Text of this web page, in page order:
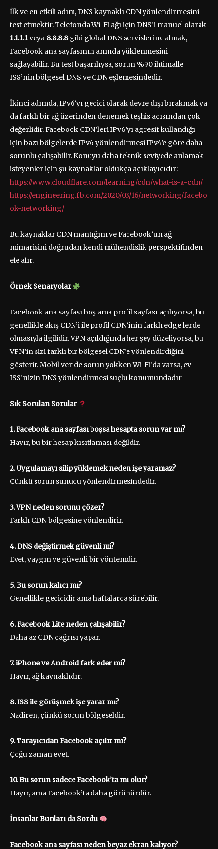
İlk ve en etkili adım, DNS kaynaklı CDN yönlendirmesini
test etmektir. Telefonda Wi-Fi ağı için DNS’i manuel olarak
1.1.1.1veya 8.8.8.8gibi global DNS servislerine almak,
Facebook ana sayfasının anında yüklenmesini
sağlayabilir. Bu test başarılıysa, sorun %90 ihtimalle
ISS’nin bölgesel DNS ve CDN eşlemesindedir.
İkinci adımda, IPv6’yı geçici olarak devre dışı bırakmak ya
da farklı bir ağ üzerinden denemek teşhis açısından çok
değerlidir. Facebook CDN’leri IPv6’yı agresif kullandığı
için bazı bölgelerde IPv6 yönlendirmesi IPv4’e göre daha
sorunlu çalışabilir. Konuyu daha teknik seviyede anlamak
isteyenler için şu kaynaklar oldukça açıklayıcıdır:
https://www.cloudflare.com/learning/cdn/what-is-a-cdn/
https://engineering.fb.com/2020/03/16/networking/facebo
ok-networking/
Bu kaynaklar CDN mantığını ve Facebook’un ağ
mimarisini doğrudan kendi mühendislik perspektifinden
ele alır.
Örnek Senaryolar
Facebook ana sayfası boş ama profil sayfası açılıyorsa, bu
genellikle akış CDN’i ile profil CDN’inin farklı edge’lerde
olmasıyla ilgilidir. VPN açıldığında her şey düzeliyorsa, bu
VPN’in sizi farklı bir bölgesel CDN’e yönlendirdiğini
gösterir. Mobil veride sorun yokken Wi-Fi’da varsa, ev
ISS’nizin DNS yönlendirmesi suçlu konumundadır.
Sık Sorulan Sorular
1. Facebook ana sayfası boşsa hesapta sorun var mı?
Hayır, bu bir hesap kısıtlaması değildir.
2. Uygulamayı silip yüklemek neden işe yaramaz?
Çünkü sorun sunucu yönlendirmesindedir.
3. VPN neden sorunu çözer?
Farklı CDN bölgesine yönlendirir.
4. DNS değiştirmek güvenli mi?
Evet, yaygın ve güvenli bir yöntemdir.
5. Bu sorun kalıcı mı?
Genellikle geçicidir ama haftalarca sürebilir.
6. Facebook Lite neden çalışabilir?
Daha az CDN çağrısı yapar.
7. iPhone ve Android fark eder mi?
Hayır, ağ kaynaklıdır.
8. ISS ile görüşmek işe yarar mı?
Nadiren, çünkü sorun bölgeseldir.
9. Tarayıcıdan Facebook açılır mı?
Çoğu zaman evet.
10. Bu sorun sadece Facebook’ta mı olur?
Hayır, ama Facebook’ta daha görünürdür.
İnsanlar Bunları da Sordu
Facebook ana sayfası neden beyaz ekran kalıyor?